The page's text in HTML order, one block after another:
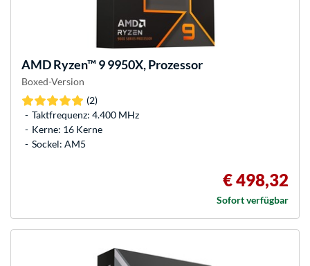
AMDRyzen™ 9 9950X, Prozessor
Boxed-Version
(2)
Taktfrequenz: 4.400 MHz
Kerne: 16 Kerne
Sockel: AM5
€ 498,32
Sofort verfügbar